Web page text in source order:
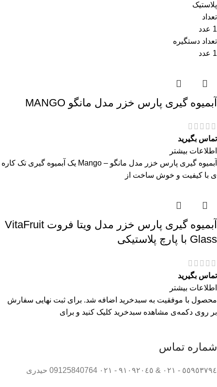
پلاستیک
تعداد
1 عدد
تعداد دستگیره
1 عدد
آبمیوه گیری پارس خزر مدل مانگو MANGO
تماس بگیرید
اطلاعات بیشتر
آبمیوه گیری پارس خزر مدل مانگو – Mango یک آبمیوه گیری تک کاره
ی با کیفیت و خوش ساخت از
آبمیوه گیری پارس خزر مدل ویتا فروت VitaFruit
Glass با پارچ پلاستیکی
تماس بگیرید
اطلاعات بیشتر
محصول با موفقیت به سبدخرید اضافه شد. برای ثبت نهایی سفارش
بر روی دکمه‌ی مشاهده سبدخرید کلیک کنید و برای
شماره تماس
٥٥٩٥٣٧٩٤ - ٠٢١ & ٩١٠٩٢٠٤٥ - ٠٢١ 09125840764 حیدری